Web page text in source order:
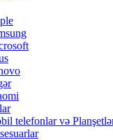
telefonlar və